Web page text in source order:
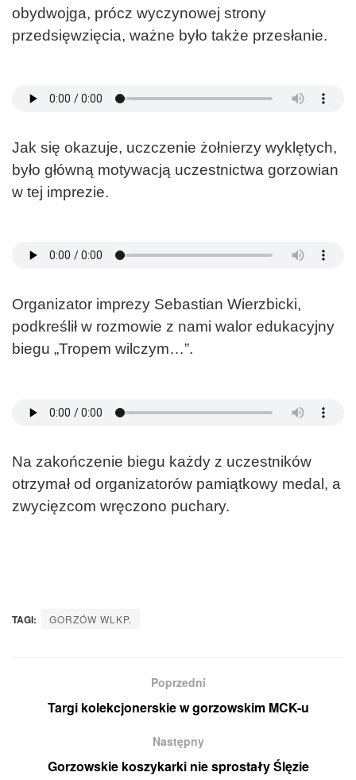
obydwojga, prócz wyczynowej strony
przedsięwzięcia, ważne było także przesłanie.
Jak się okazuje, uczczenie żołnierzy wyklętych,
było główną motywacją uczestnictwa gorzowian
w tej imprezie.
Organizator imprezy Sebastian Wierzbicki,
podkreślił w rozmowie z nami walor edukacyjny
biegu „Tropem wilczym…”.
Na zakończenie biegu każdy z uczestników
otrzymał od organizatorów pamiątkowy medal, a
zwycięzcom wręczono puchary.
TAGI: GORZÓW WLKP.
Poprzedni
Targi kolekcjonerskie w gorzowskim MCK-u
Następny
Gorzowskie koszykarki nie sprostały Ślęzie